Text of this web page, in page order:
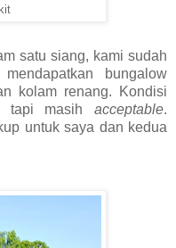
satu siang, kami sudah
bungalow
kolam renang. Kondisi
tapi masih acceptable.
untuk saya dan kedua